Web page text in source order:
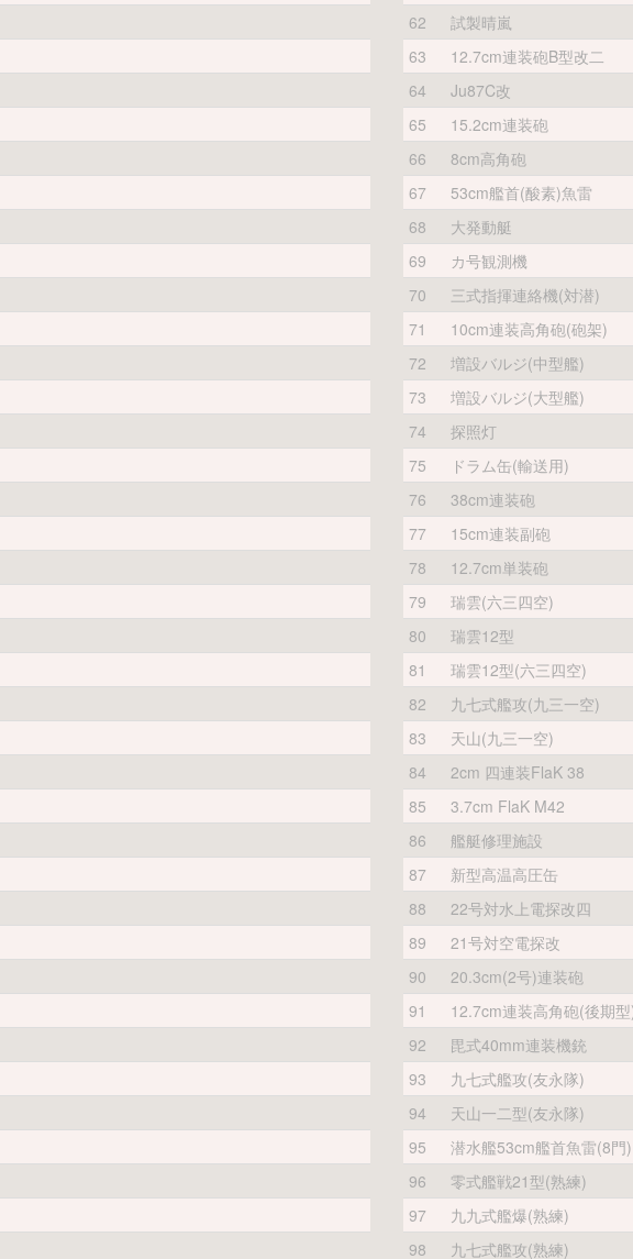
62
試製晴嵐
63
12.7cm連装砲B型改二
64
Ju87C改
65
15.2cm連装砲
66
8cm高角砲
67
53cm艦首(酸素)魚雷
68
大発動艇
69
カ号観測機
70
三式指揮連絡機(対潜)
71
10cm連装高角砲(砲架)
72
増設バルジ(中型艦)
73
増設バルジ(大型艦)
74
探照灯
75
ドラム缶(輸送用)
76
38cm連装砲
77
15cm連装副砲
78
12.7cm単装砲
79
瑞雲(六三四空)
80
瑞雲12型
81
瑞雲12型(六三四空)
82
九七式艦攻(九三一空)
83
天山(九三一空)
84
2cm 四連装FlaK 38
85
3.7cm FlaK M42
86
艦艇修理施設
87
新型高温高圧缶
88
22号対水上電探改四
89
21号対空電探改
90
20.3cm(2号)連装砲
91
12.7cm連装高角砲(後期
92
毘式40mm連装機銃
93
九七式艦攻(友永隊)
94
天山一二型(友永隊)
95
潜水艦53cm艦首魚雷(8門)
96
零式艦戦21型(熟練)
97
九九式艦爆(熟練)
98
九七式艦攻(熟練)